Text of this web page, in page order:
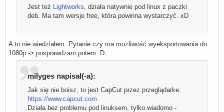
Jest też Lightworks, działa natywnie pod linux z paczki
deb. Ma tam wersje free, która powinna wystarczyć. xD
A to nie wiedziałem. Pytanie czy ma możliwość wyeksportowania do
1080p -> posprawdzam potem :D
milyges napisał(-a):
Jak się nie boisz, to jest CapCut przez przeglądarke:
https://www.capcut.com
Działa bez problemu pod linuksem, tylko wiadomo -